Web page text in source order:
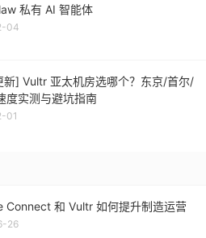
私有 AI 智能体
04
] Vultr 亚太机房选哪个？东京/首尔/
度实测与避坑指南
01
Connect 和 Vultr 如何提升制造运营
26